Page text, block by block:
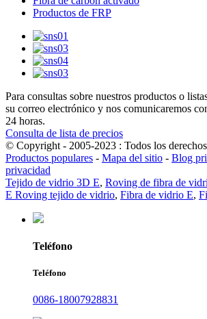
Productos de FRP
Para consultas sobre nuestros productos o
su correo electrónico y nos comunicaremos
24 horas.
Consulta de lista de precios
© Copyright - 2005-2023 : Todos los derechos
Productos populares - Mapa del sitio - Blog
privacidad
Tejido de vidrio 3D E, Roving de fibra de
E Roving tejido de vidrio, Fibra de vidrio E,
Teléfono
Teléfono
0086-18007928831